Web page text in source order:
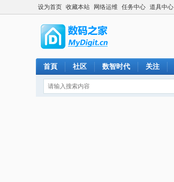
设为首页 收藏本站 网络运维 任务中心 道具中心
首頁 社区 数智时代 关注